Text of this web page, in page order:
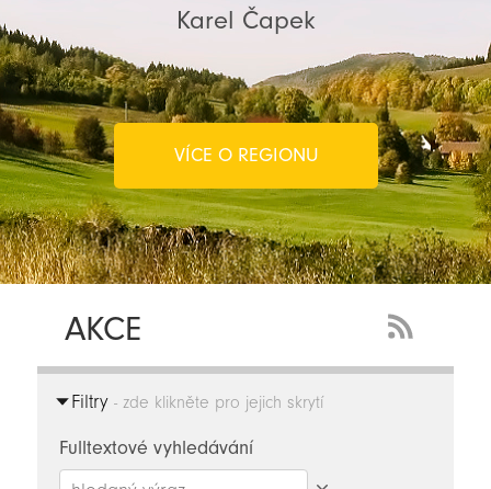
Karel Čapek
VÍCE O REGIONU
AKCE
Feed
Filtry- zde klikněte pro jejich skrytí
Fulltextové vyhledávání